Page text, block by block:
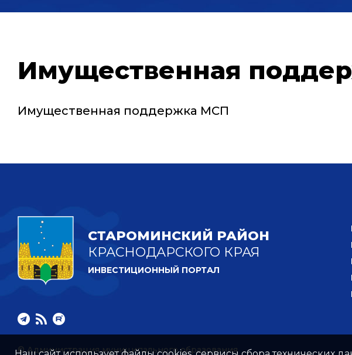
Имущественная
Имущественная поддержка МСП
СТАРОМИНСКИЙ РАЙОН
КРАСНОДАРСКОГО КРАЯ
ИНВЕСТИЦИОННЫЙ ПОРТАЛ
© Администрация муниципального образования